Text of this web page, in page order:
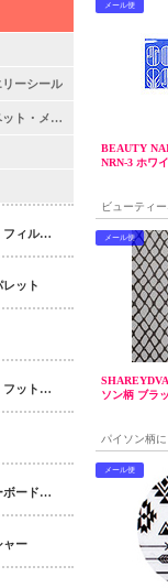
ーシール
イニシャル・アルファベット・メッセージシール
グリッター・ラメ・ホロ・フィルム・パウダー｜ネイルパーツ
ット
ネイルケア・ハンドケア・フットケア・ボディケア
ネイルファイル・エメリーボード・シャイナー
ャー
メール便
BEAUTY
NRN-3 ホワ
ビューティ
メール便
ソン柄 ブラ
パイソン柄
えるシール
メール便